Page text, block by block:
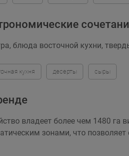
блюда восточной кухни,
кухня десерты сыры
владеет более чем 1480
зонами, что